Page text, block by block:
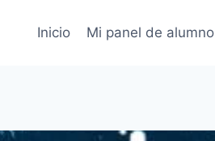
Inicio Mi panel de alumno